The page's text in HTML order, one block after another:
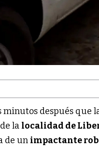
minutos después que
la localidad de
de un impactante